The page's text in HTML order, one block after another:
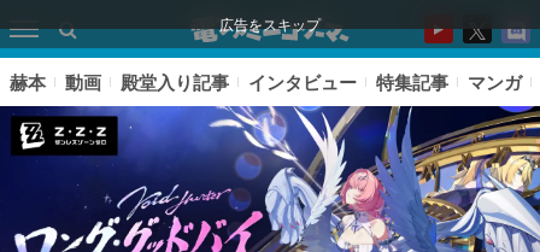
広告をスキップ
赫本 動画 殿堂入り記事 インタビュー 特集記事 マンガ